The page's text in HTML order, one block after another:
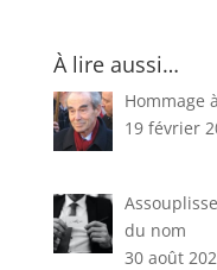
À lire aussi…
Hommage
19 février
du nom
30 août